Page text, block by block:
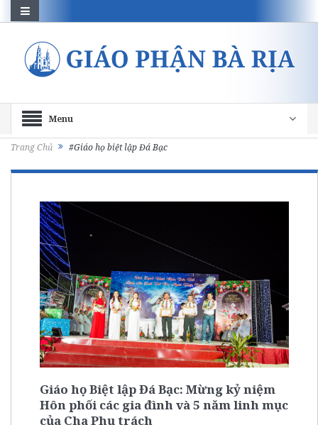
Menu
Trang Chủ #Giáo họ biệt lập Đá Bạc
Giáo họ Biệt lập Đá Bạc: Mừng kỷ niệm
Hôn phối các gia đình và 5 năm linh mục
của Cha Phụ trách